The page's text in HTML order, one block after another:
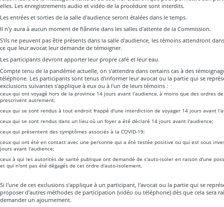
elles. Les enregistrements audio et vidéo de la procédure sont interdits.
Les entrées et sorties de la salle d'audience seront étalées dans le temps.
Il n'y aura à aucun moment de flânerie dans les salles d'attente de la Commission.
S'ils ne peuvent pas être présents dans la salle d'audience, les témoins attendront
ce que leur avocat leur demande de témoigner.
Les participants devront apporter leur propre café et leur eau.
Compte tenu de la pandémie actuelle, on s'attendra dans certains cas à des
téléphone. Les participants sont tenus d'informer leur avocat ou la partie qui se
exclusions suivantes s'applique à eux ou à l'un de leurs témoins :
ceux qui ont voyagé hors de la province 14 jours avant l'audience, à moins que des ordres
prescrivent autrement;
ceux qui se sont rendus à tout endroit frappé d'une interdiction de voyager 14 jours avant
ceux qui se sont rendus dans un lieu où un foyer a été déclaré 14 jours avant l'audience;
ceux qui présentent des symptômes associés à la COVID-19;
ceux qui ont été en contact avec une personne qui a été testée positive ou qui est sous
jours avant l'audience;
ceux à qui les autorités de santé publique ont demandé de s'auto-isoler en raison d'une
et qui n'ont pas été dégagés de cet ordre d'auto-isolement.
Si l'une de ces exclusions s'applique à un participant, l'avocat ou la partie qui se
proposer d'autres méthodes de participation (vidéo ou téléphone) dès que cela sera
demander un ajournement.